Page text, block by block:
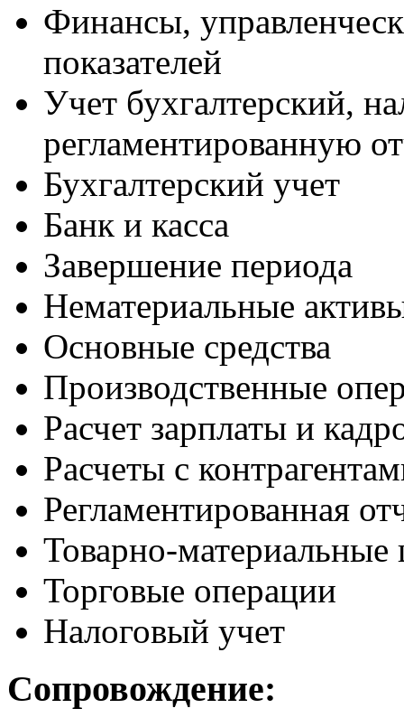
Финансы,
показателей
Учет бухгалтерский,
регламентированную
Бухгалтерский учет
Банк и касса
Завершение периода
Нематериальные
Основные средства
Производственные
Расчет зарплаты и
Расчеты с
Регламентированная
Товарно-материальные
Торговые операции
Налоговый учет
Сопровождение: